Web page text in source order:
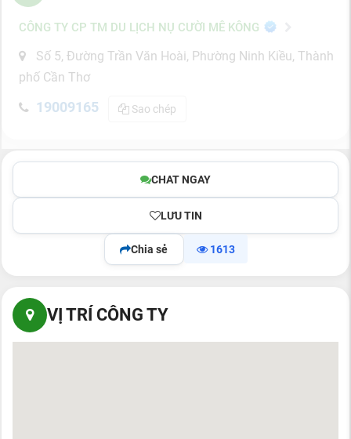
CÔNG TY CP TM DU LỊCH NỤ CƯỜI MÊ KÔNG
Số 5, Đường Trần Văn Hoài, Phường Ninh Kiều, Thành
phố Cần Thơ
19009165 Sao chép
CHAT NGAY
LƯU TIN
Chia sẻ 1613
VỊ TRÍ CÔNG TY